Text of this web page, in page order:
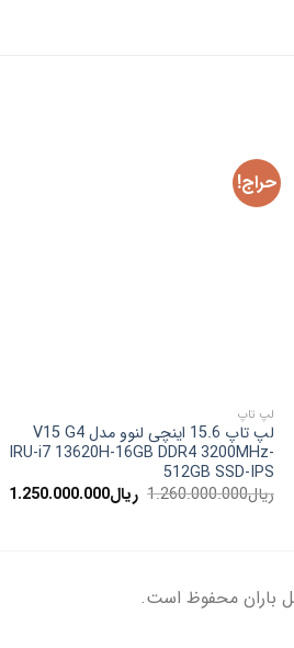
حراج!
لپ تاپ
لپ تاپ 15.6 اینچی لنوو مدل V15 G4
IRU-i7 13620H-16GB DDR4 3200MHz-
512GB SSD-IPS
ریال1.260.000.000 قیمت
اصلی:
ریال1.250.000.000
باران محفوظ است.